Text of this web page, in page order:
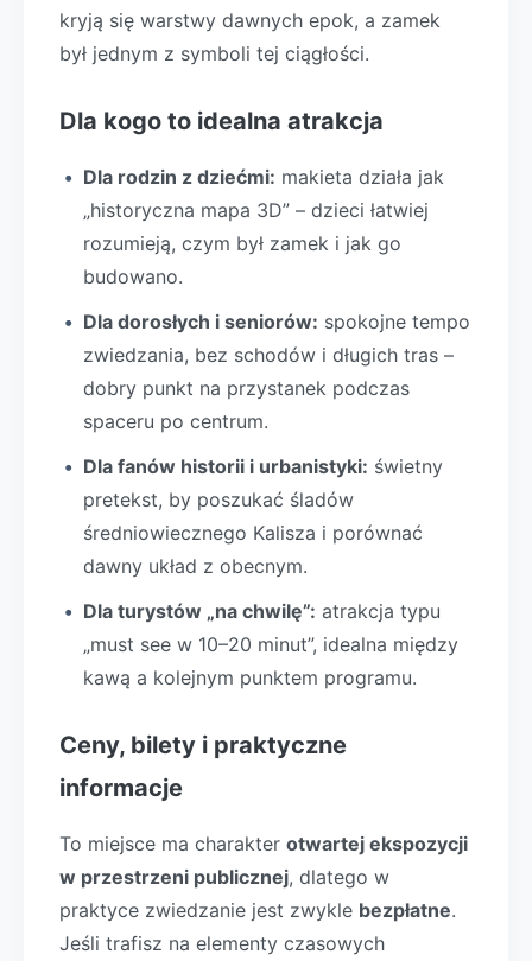
kryją się warstwy dawnych epok, a zamek
był jednym z symboli tej ciągłości.
Dla kogo to idealna atrakcja
Dla rodzin z dziećmi: makieta działa jak
„historyczna mapa 3D” – dzieci łatwiej
rozumieją, czym był zamek i jak go
budowano.
Dla dorosłych i seniorów: spokojne tempo
zwiedzania, bez schodów i długich tras –
dobry punkt na przystanek podczas
spaceru po centrum.
Dla fanów historii i urbanistyki: świetny
pretekst, by poszukać śladów
średniowiecznego Kalisza i porównać
dawny układ z obecnym.
Dla turystów „na chwilę”: atrakcja typu
„must see w 10–20 minut”, idealna między
kawą a kolejnym punktem programu.
Ceny, bilety i praktyczne
informacje
To miejsce ma charakter otwartej ekspozycji
w przestrzeni publicznej, dlatego w
praktyce zwiedzanie jest zwykle bezpłatne.
Jeśli trafisz na elementy czasowych